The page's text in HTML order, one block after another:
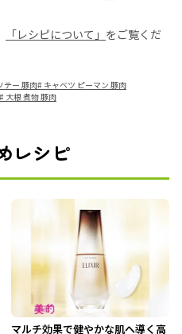
「レシピについて」 をご覧くだ
テー 豚肉# キャベツ ピーマン 豚肉
# 大根 煮物 豚肉
レシピ
マルチ効果で健やかな肌へ導く高